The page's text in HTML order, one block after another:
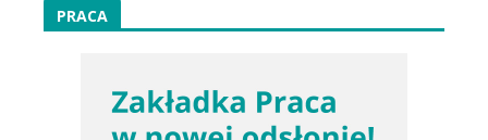
PRACA